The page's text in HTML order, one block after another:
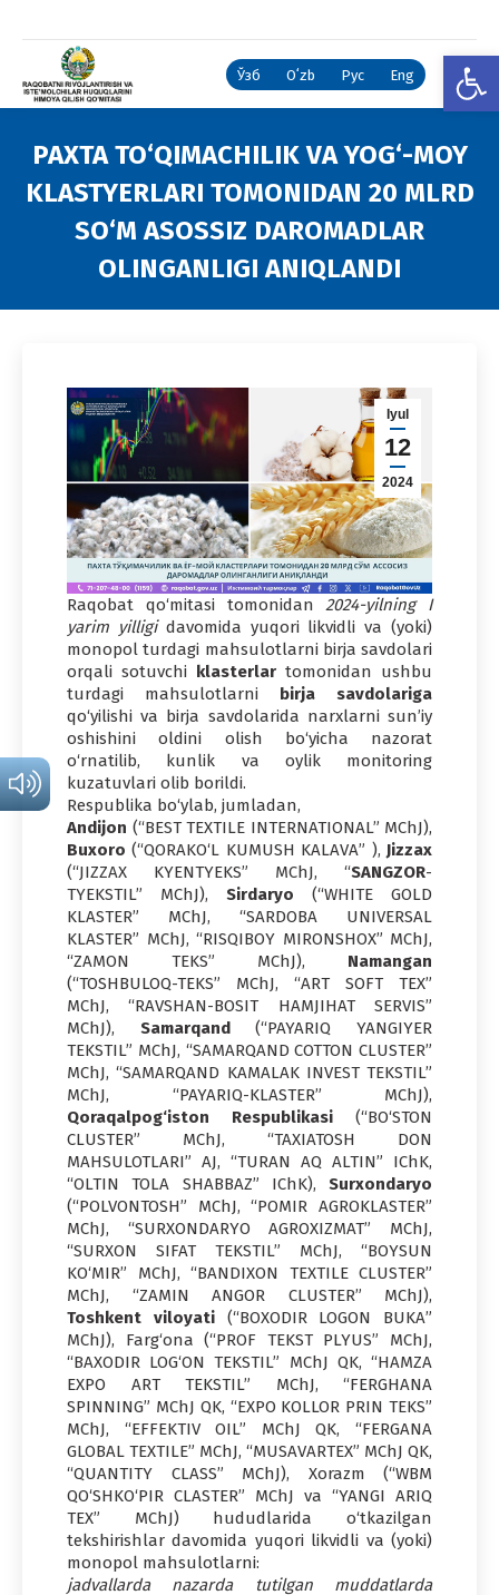
Ўзб Oʻzb Рус Eng
PAXTA TO‘QIMACHILIK VA YOG‘-MOY
KLASTYERLARI TOMONIDAN 20 MLRD
SO‘M ASOSSIZ DAROMADLAR
OLINGANLIGI ANIQLANDI
Iyul
12
2024
Raqobat qo‘mitasi tomonidan2024-yilning I
yarim yilligidavomida yuqori likvidli va (yoki)
monopol turdagi mahsulotlarni birja savdolari
orqali sotuvchi klasterlar tomonidan ushbu
turdagi mahsulotlarni birja savdolariga
qo‘yilishi va birja savdolarida narxlarni sun’iy
oshishini oldini olish bo‘yicha nazorat
o‘rnatilib, kunlik va oylik monitoring
kuzatuvlari olib borildi.
Respublika bo‘ylab, jumladan,
Andijon (“BEST TEXTILE INTERNATIONAL” MChJ),
Buxoro (“QORAKO‘L KUMUSH KALAVA” ), Jizzax
(“JIZZAX KYENTYEKS” MChJ, “SANGZOR-
TYEKSTIL” MChJ), Sirdaryo (“WHITE GOLD
KLASTER” MChJ, “SARDOBA UNIVERSAL
KLASTER” MChJ, “RISQIBOY MIRONSHOX” MChJ,
“ZAMON TEKS” MChJ), Namangan
(“TOSHBULOQ-TEKS” MChJ, “ART SOFT TEX”
MChJ, “RAVSHAN-BOSIT HAMJIHAT SERVIS”
MChJ), Samarqand(“PAYARIQ YANGIYER
TEKSTIL” MChJ, “SAMARQAND COTTON CLUSTER”
MChJ, “SAMARQAND KAMALAK INVEST TEKSTIL”
MChJ, “PAYARIQ-KLASTER” MChJ),
Qoraqalpog‘iston Respublikasi (“BO‘STON
CLUSTER” MChJ, “TAXIATOSH DON
MAHSULOTLARI” AJ, “TURAN AQ ALTIN” IChK,
“OLTIN TOLA SHABBAZ” IChK), Surxondaryo
(“POLVONTOSH” MChJ, “POMIR AGROKLASTER”
MChJ, “SURXONDARYO AGROXIZMAT” MChJ,
“SURXON SIFAT TEKSTIL” MChJ, “BOYSUN
KO‘MIR” MChJ, “BANDIXON TEXTILE CLUSTER”
MChJ, “ZAMIN ANGOR CLUSTER” MChJ),
Toshkent viloyati(“BOXODIR LOGON BUKA”
MChJ), Farg‘ona (“PROF TEKST PLYUS” MChJ,
“BAXODIR LOG‘ON TEKSTIL” MChJ QK, “HAMZA
EXPO ART TEKSTIL” MChJ, “FERGHANA
SPINNING” MChJ QK, “EXPO KOLLOR PRIN TEKS”
MChJ, “EFFEKTIV OIL” MChJ QK, “FERGANA
GLOBAL TEXTILE” MChJ, “MUSAVARTEX” MChJ QK,
“QUANTITY CLASS” MChJ), Xorazm (“WBM
QO‘SHKO‘PIR CLASTER” MChJ va “YANGI ARIQ
TEX” MChJ) hududlarida o‘tkazilgan
tekshirishlar davomida yuqori likvidli va (yoki)
monopol mahsulotlarni:
jadvallarda nazarda tutilgan muddatlarda